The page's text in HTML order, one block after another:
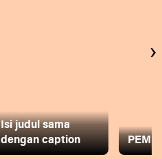
Isi judul sama
dengan caption
›